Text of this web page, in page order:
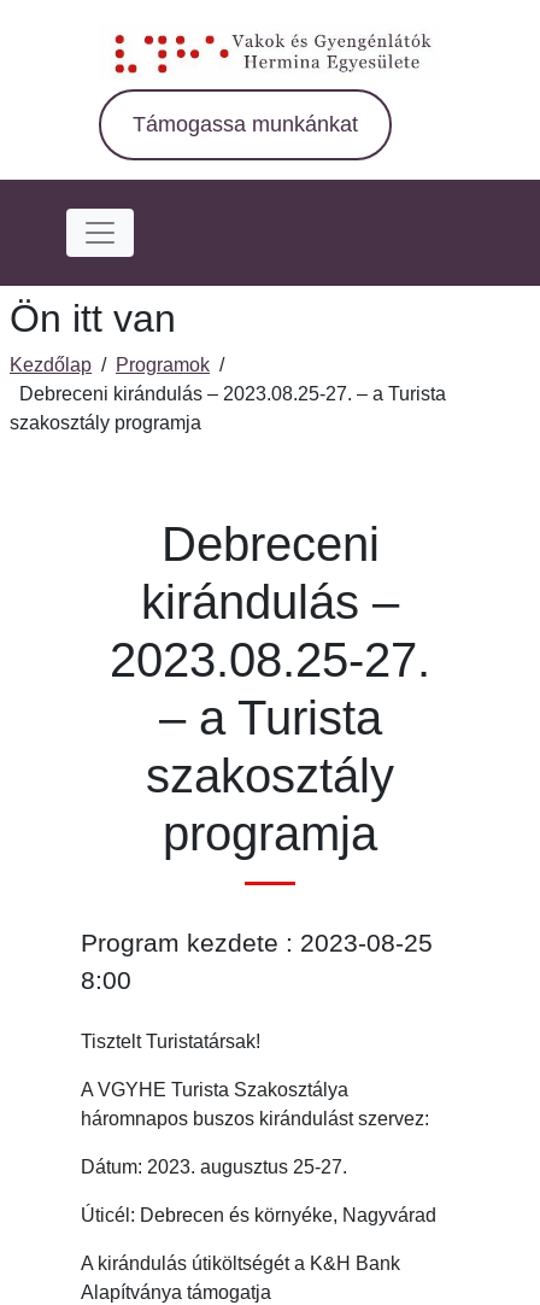
Támogassa munkánkat
Ön itt van
Kezdőlap / Programok /
Debreceni kirándulás – 2023.08.25-27. – a Turista
szakosztály programja
Debreceni
kirándulás –
2023.08.25-27.
– a Turista
szakosztály
programja
Program kezdete : 2023-08-25
8:00
Tisztelt Turistatársak!
A VGYHE Turista Szakosztálya
háromnapos buszos kirándulást szervez:
Dátum: 2023. augusztus 25-27.
Úticél: Debrecen és környéke, Nagyvárad
A kirándulás útiköltségét a K&H Bank
Alapítványa támogatja